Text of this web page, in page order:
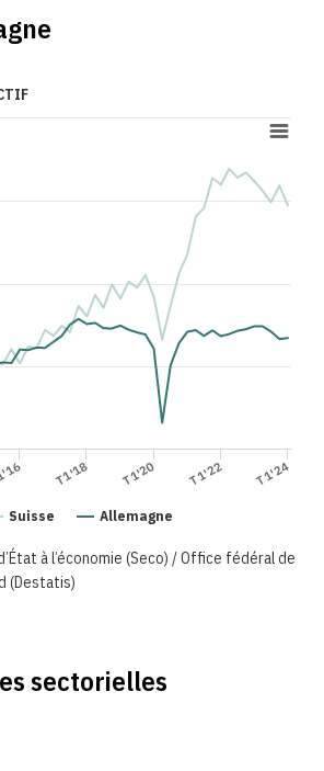
Suisse Allemagne
T1'18 T1'20 T1'22 T1'24
à l’économie (Seco) / Office fédéral de
(Destatis)
sectorielles